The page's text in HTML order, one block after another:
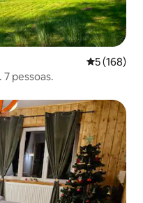
5 de uma
5 (168)
pessoas.